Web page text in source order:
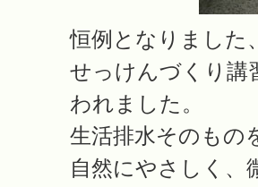
恒例となりました
せっけんづくり講
われました。
生活排水そのもの
自然にやさしく、